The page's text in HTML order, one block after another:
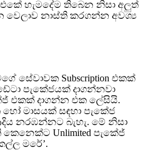
එකේ හැමදේම තිබෙන නිසා අලුත්
වෙලාව නාස්ති කරගන්න අවශ්‍ය
සේවාවක Subscription එකක්
පැකේජයක් දාගන්නවා
එකක් දාගන්න එක ලේසියි.
හෝ මාසයක් සඳහා පැකේජ
නරඹන්නට බැහැ. මේ නිසා
කෙනෙක්ට Unlimited පැකේජ්
මරේ’.